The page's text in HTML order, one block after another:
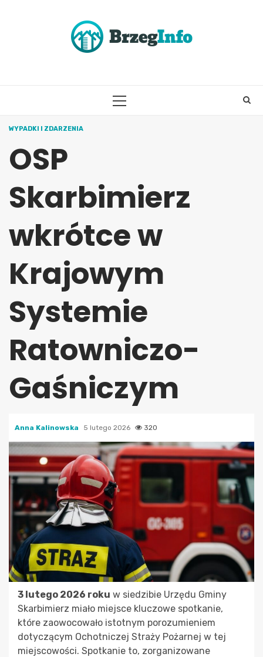
PRIMARY
WYPADKI I ZDARZENIA
OSP
Skarbimierz
wkrótce w
Krajowym
Systemie
Ratowniczo-
Gaśniczym
Anna Kalinowska 5 lutego 2026 320
3 lutego 2026 roku w siedzibie Urzędu Gminy
Skarbimierz miało miejsce kluczowe spotkanie,
które zaowocowało istotnym porozumieniem
dotyczącym Ochotniczej Straży Pożarnej w tej
miejscowości. Spotkanie to, zorganizowane